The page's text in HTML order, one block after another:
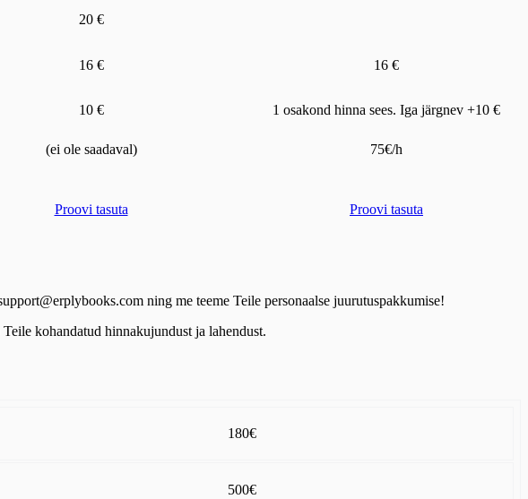
20 €
16 € 16 €
10 € 1 osakond hinna sees. Iga järgnev +10 €
(ei ole saadaval) 75€/h
Proovi tasuta Proovi tasuta
ning me teeme Teile personaalse juurutuspakkumise!
kohandatud hinnakujundust ja lahendust.
180€
500€